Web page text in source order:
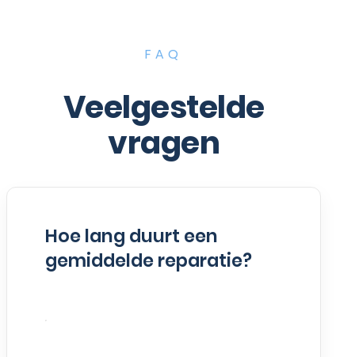
FAQ
Veelgestelde
vragen
Hoe lang duurt een
gemiddelde reparatie?